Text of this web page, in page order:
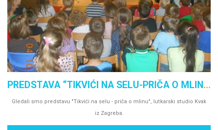
PREDSTAVA “TIKVIĆI NA SELU-PRIČA O MLINU”
Gledali smo predstavu "Tikvići na selu - priča o mlinu", lutkarski studio Kvak
iz Zagreba.